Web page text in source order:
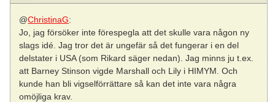
@ChristinaG:
Jo, jag försöker inte förespegla att det skulle vara någon ny
slags idé. Jag tror det är ungefär så det fungerar i en del
delstater i USA (som Rikard säger nedan). Jag minns ju t.ex.
att Barney Stinson vigde Marshall och Lily i HIMYM. Och
kunde han bli vigselförrättare så kan det inte vara några
omöjliga krav.